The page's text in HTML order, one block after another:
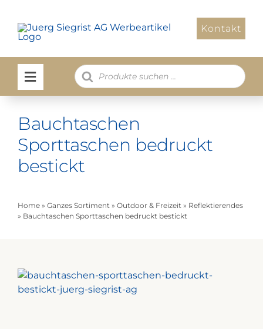
Inhalt
springen
Kontakt
Products
search
Bauchtaschen
Sporttaschen bedruckt
bestickt
Home» Ganzes Sortiment» Outdoor & Freizeit» Reflektierendes
» Bauchtaschen Sporttaschen bedruckt bestickt